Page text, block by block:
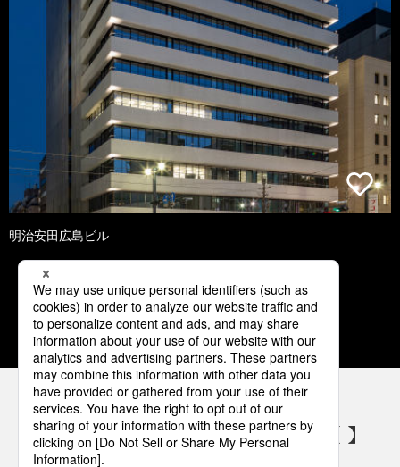
明治安田広島ビル
1 2 3 4 5
パナソニックの電気設備 SNSアカウント